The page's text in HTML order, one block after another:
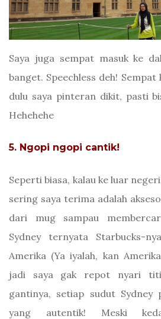
Saya juga sempat masuk ke
banget. Speechless deh! Sempat
dulu saya pinteran dikit, pasti
Hehehehe
5. Ngopi ngopi cantik!
Seperti biasa, kalau ke luar
sering saya terima adalah
dari mug sampau
Sydney ternyata Starbucks-
Amerika (Ya iyalah, kan
jadi saya gak repot nyari
gantinya, setiap sudut Sydney
yang autentik! Meski